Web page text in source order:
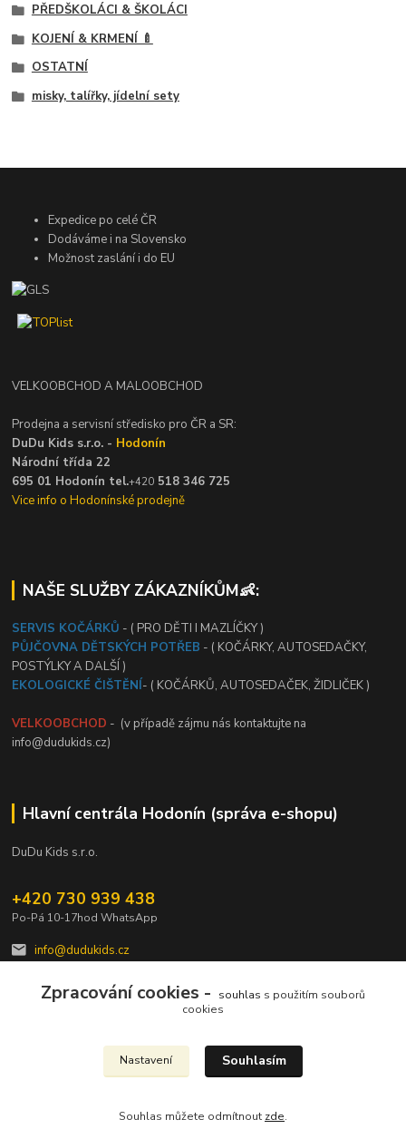
PŘEDŠKOLÁCI & ŠKOLÁCI
KOJENÍ & KRMENÍ 🍼
OSTATNÍ
misky, talířky, jídelní sety
Expedice po celé ČR
Dodáváme i na Slovensko
Možnost zaslání i do EU
VELKOOBCHOD A MALOOBCHOD
Prodejna a servisní středisko pro ČR a SR:
DuDu Kids s.r.o. - Hodonín
Národní třída 22
695 01 Hodonín tel.+420 518 346 725
Vice info o Hodonínské prodejně
NAŠE SLUŽBY ZÁKAZNÍKŮM👶:
SERVIS KOČÁRKŮ - ( PRO DĚTI I MAZLÍČKY )
PŮJČOVNA DĚTSKÝCH POTŘEB - ( KOČÁRKY, AUTOSEDAČKY,
POSTÝLKY A DALŠÍ )
EKOLOGICKÉ ČIŠTĚNÍ- ( KOČÁRKŮ, AUTOSEDAČEK, ŽIDLIČEK )
VELKOOBCHOD - (v případě zájmu nás kontaktujte na
info@dudukids.cz)
Hlavní centrála Hodonín (správa e-shopu)
DuDu Kids s.r.o.
+420 730 939 438
Po-Pá 10-17hod WhatsApp
info@dudukids.cz
Upravit sběr cookies.
Zpracování cookies - souhlas s použitím souborů
cookies
Nastavení Souhlasím
Souhlas můžete odmítnout zde.